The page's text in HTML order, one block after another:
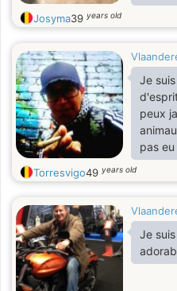
Josyma39 years old
Je
peux
pas
Torresvigo49 years old
Je